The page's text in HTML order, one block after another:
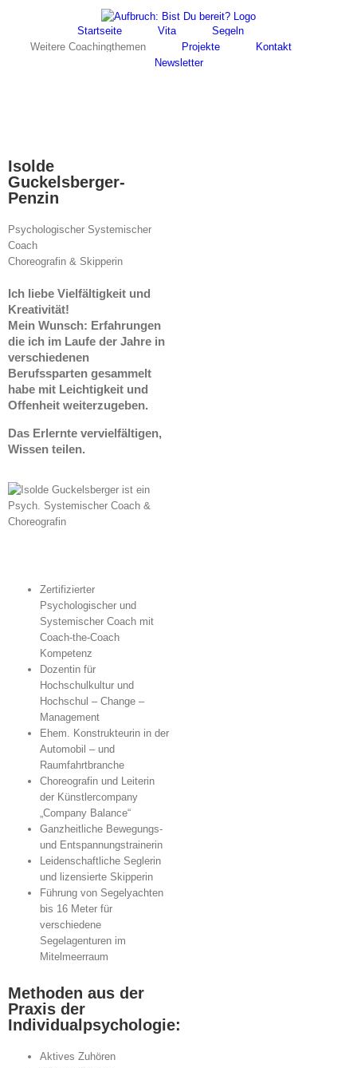
Startseite
Vita
Segeln
Weitere Coachingthemen
Projekte
Kontakt
Newsletter
Isolde
Guckelsberger-
Penzin
Psychologischer Systemischer
Coach
Choreografin & Skipperin
Ich liebe Vielfältigkeit und
Kreativität!
Mein Wunsch: Erfahrungen
die ich im Laufe der Jahre in
verschiedenen
Berufssparten gesammelt
habe mit Leichtigkeit und
Offenheit weiterzugeben.
Das Erlernte vervielfältigen,
Wissen teilen.
Zertifizierter
Psychologischer und
Systemischer Coach mit
Coach-the-Coach
Kompetenz
Dozentin für
Hochschulkultur und
Hochschul – Change –
Management
Ehem. Konstrukteurin in der
Automobil – und
Raumfahrtbranche
Choreografin und Leiterin
der Künstlercompany
„Company Balance“
Ganzheitliche Bewegungs-
und Entspannungstrainerin
Leidenschaftliche Seglerin
und lizensierte Skipperin
Führung von Segelyachten
bis 16 Meter für
verschiedene
Segelagenturen im
Mitelmeerraum
Methoden aus der
Praxis der
Individualpsychologie:
Aktives Zuhören